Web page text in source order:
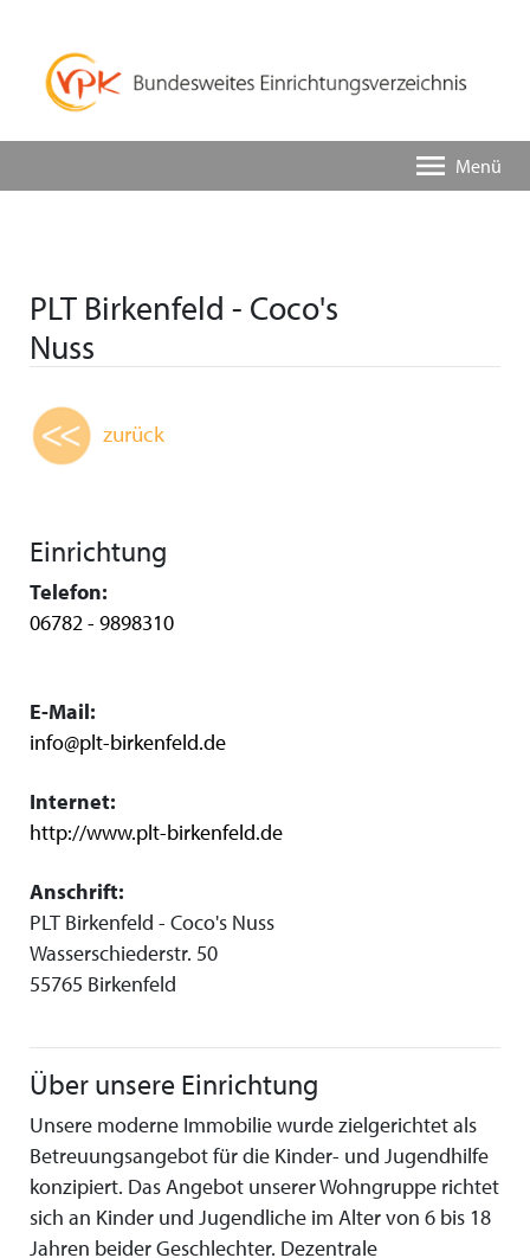
Menü
PLT Birkenfeld - Coco's
Nuss
zurück
Einrichtung
Telefon:
06782 - 9898310
E-Mail:
info@plt-birkenfeld.de
Internet:
http://www.plt-birkenfeld.de
Anschrift:
PLT Birkenfeld - Coco's Nuss
Wasserschiederstr. 50
55765 Birkenfeld
Über unsere Einrichtung
Unsere moderne Immobilie wurde zielgerichtet als
Betreuungsangebot für die Kinder- und Jugendhilfe
konzipiert. Das Angebot unserer Wohngruppe richtet
sich an Kinder und Jugendliche im Alter von 6 bis 18
Jahren beider Geschlechter. Dezentrale